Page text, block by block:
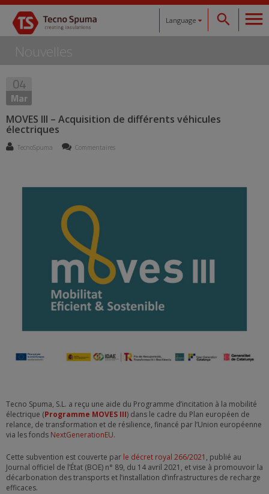
Language
Español
Català
Français
Nouvelles
04
Mar
MOVES III – Acquisition de différents véhicules
électriques
TecnoSpuma Commentaires
Tecno Spuma, S.L. a reçu une aide du Programme d’incitation à la mobilité
électrique (Programme MOVES III) dans le cadre du Plan européen de
relance, de transformation et de résilience, financé par l’Union européenne
via les fonds NextGenerationEU.
Cette subvention est couverte par le décret royal 266/2021 , publié au
Journal officiel de l’État (BOE) n° 89, du 14 avril 2021, et vise à promouvoir la
décarbonation des transports et l’installation d’infrastructures de recharge
efficaces.